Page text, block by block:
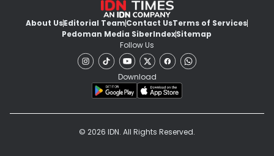
About UsEditorial TeamContact UsTerms of Services
Pedoman Media SiberIndexSitemap
Follow Us
Download
© 2026 IDN. All Rights Reserved.